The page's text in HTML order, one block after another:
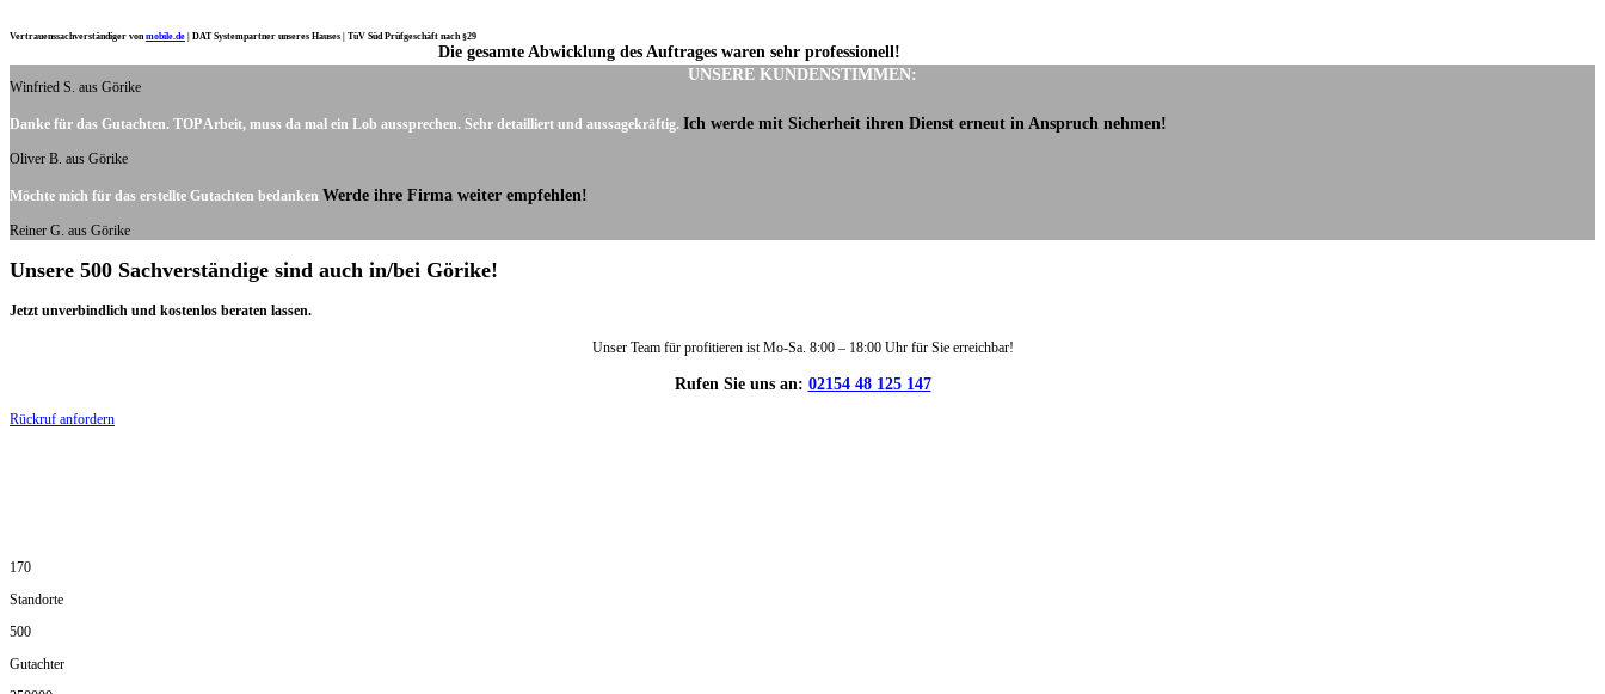
Vertrauenssachverständiger vonmobile.de DAT Systempartner unseres Hauses | TüV Süd Prüfgeschäft nach §29
UNSERE KUNDENSTIMMEN:
Die gesamte Abwicklung des Auftrages waren sehr professionell!
Winfried S. aus Görike
Danke für das Gutachten. TOP Arbeit, muss da mal ein Lob aussprechen. Sehr detailliert und aussagekräftig. Ich werde mit Sicherheit ihren Dienst erneut in Anspruch nehmen!
Oliver B. aus Görike
Möchte mich für das erstellte Gutachten bedanken Werde ihre Firma weiter empfehlen!
Reiner G. aus Görike
Unsere 500 Sachverständige sind auch in/bei Görike!
Jetzt unverbindlich und kostenlos beraten lassen.
Unser Team für profitieren ist Mo-Sa. 8:00 – 18:00 Uhr für Sie erreichbar!
Rufen Sie uns an: 02154 48 125 147
Rückruf anfordern
170
Standorte
500
Gutachter